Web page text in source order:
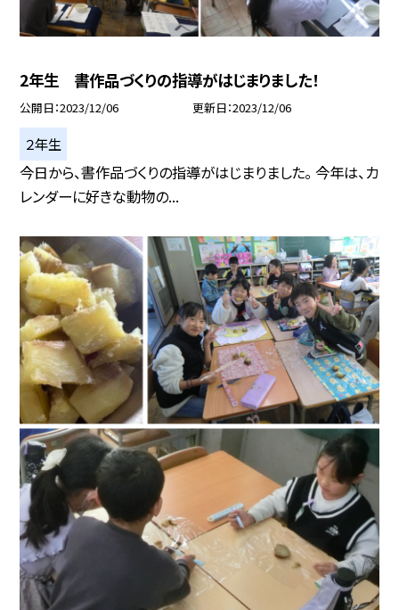
2年生 書作品づくりの指導がはじまりました！
公開日 2023/12/06 更新日 2023/12/06
２年生
今日から、書作品づくりの指導がはじまりました。 今年は、カ
レンダーに好きな動物の...